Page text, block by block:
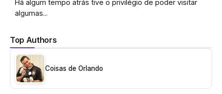
Top Authors
Coisas de Orlando
Há algum tempo atrás tive o privilégio de poder visitar
algumas...